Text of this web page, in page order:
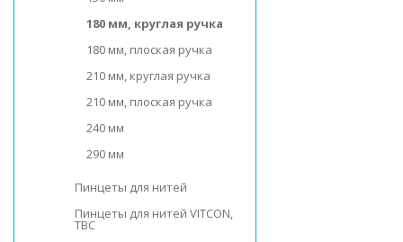
180 мм, круглая ручка
180 мм, плоская ручка
210 мм, круглая ручка
210 мм, плоская ручка
240 мм
290 мм
Пинцеты для нитей
Пинцеты для нитей VITCON,
ТВС